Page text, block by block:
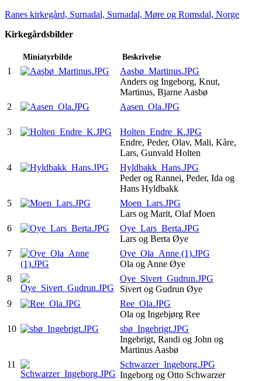
Ranes kirkegård, Surnadal, Surnadal, Møre og Romsdal, Norge
Kirkegårdsbilder
Miniatyrbilde Beskrivelse
1
Aasbø_Martinus.JPG
Anders og Ingeborg, Knut,
Martinus, Bjarne Aasbø
2
Aasen_Ola.JPG
3
Holten_Endre_K.JPG
Endre, Peder, Olav, Mali, Kåre,
Lars, Gunvald Holten
4
Hyldbakk_Hans.JPG
Peder og Rannei, Peder, Ida og
Hans Hyldbakk
5
Moen_Lars.JPG
Lars og Marit, Olaf Moen
6
Oye_Lars_Berta.JPG
Lars og Berta Øye
7
Oye_Ola_Anne (1).JPG
Ola og Anne Øye
8
Oye_Sivert_Gudrun.JPG
Sivert og Gudrun Øye
9
Ree_Ola.JPG
Ola og Ingebjørg Ree
10
sbø_Ingebrigt.JPG
Ingebrigt, Randi og John og
Martinus Aasbø
11
Schwarzer_Ingeborg.JPG
Ingeborg og Otto Schwarzer